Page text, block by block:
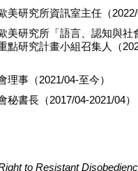
美研究所資訊室主任（2022/
美研究所「語言、認知與社
點研究計畫小組召集人（
理事（2021/04-至今）
秘書長（2017/04-2021/04）
to Resistant